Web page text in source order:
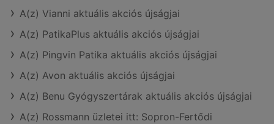
A(z) Vianni aktuális akciós újságjai
A(z) PatikaPlus aktuális akciós újságjai
A(z) Pingvin Patika aktuális akciós újságjai
A(z) Avon aktuális akciós újságjai
A(z) Benu Gyógyszertárak aktuális akciós újságjai
A(z) Rossmann üzletei itt: Sopron-Fertődi